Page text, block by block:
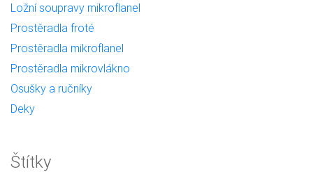
Ložní soupravy mikroflanel
Prostěradla froté
Prostěradla mikroflanel
Prostěradla mikrovlákno
Osušky a ručníky
Deky
Štítky